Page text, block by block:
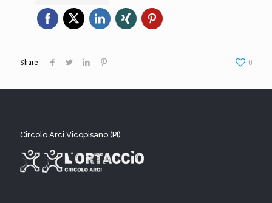
Share 0
Circolo Arci Vicopisano (PI)